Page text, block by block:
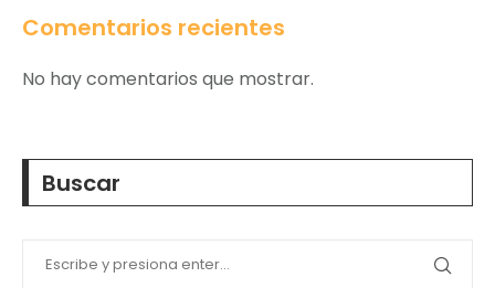
Comentarios recientes
No hay comentarios que mostrar.
Buscar